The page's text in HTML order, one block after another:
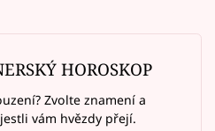
HOROSKOP
Zvolte znamení a
vám hvězdy přejí.